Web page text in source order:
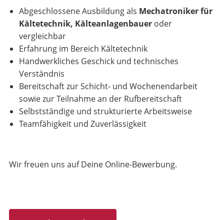
Abgeschlossene Ausbildung als Mechatroniker für
Kältetechnik, Kälteanlagenbauer oder
vergleichbar
Erfahrung im Bereich Kältetechnik
Handwerkliches Geschick und technisches
Verständnis
Bereitschaft zur Schicht- und Wochenendarbeit
sowie zur Teilnahme an der Rufbereitschaft
Selbstständige und strukturierte Arbeitsweise
Teamfähigkeit und Zuverlässigkeit
Wir freuen uns auf Deine Online-Bewerbung.